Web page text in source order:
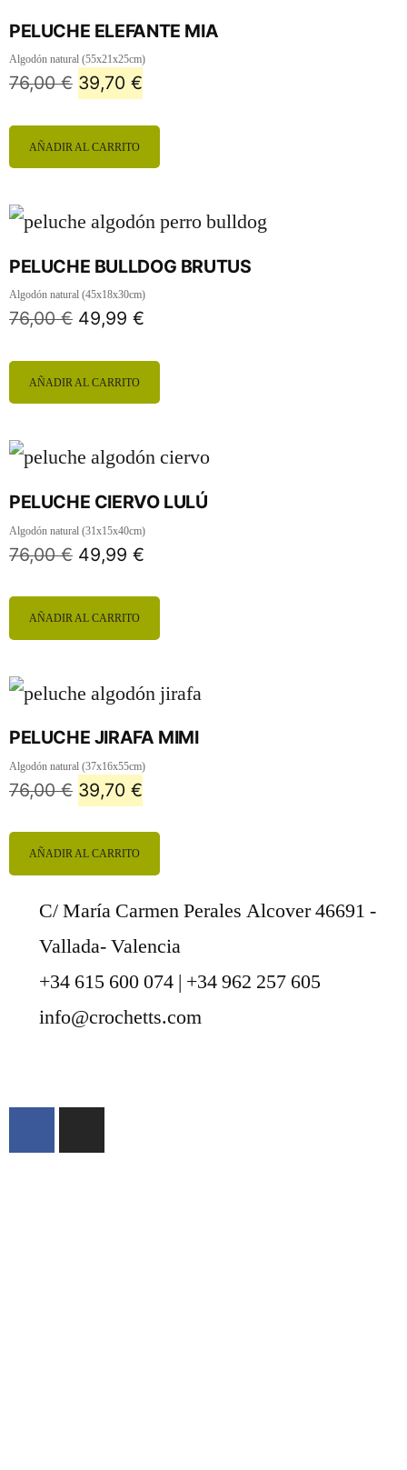
PELUCHE ELEFANTE MIA
Algodón natural (55x21x25cm)
76,00€ 39,70 €
AÑADIR AL CARRITO
PELUCHE BULLDOG BRUTUS
Algodón natural (45x18x30cm)
76,00€ 49,99 €
AÑADIR AL CARRITO
PELUCHE CIERVO LULÚ
Algodón natural (31x15x40cm)
76,00€ 49,99 €
AÑADIR AL CARRITO
PELUCHE JIRAFA MIMI
Algodón natural (37x16x55cm)
76,00€ 39,70 €
AÑADIR AL CARRITO
C/ María Carmen Perales Alcover 46691 -
Vallada- Valencia
+34 615 600 074 | +34 962 257 605
info@crochetts.com